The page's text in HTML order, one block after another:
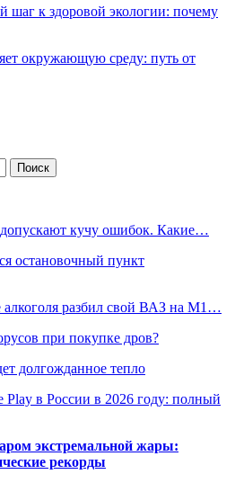
шаг к здоровой экологии: почему
окружающую среду: путь от
кучу ошибок. Какие…
остановочный пункт
алкоголя разбил свой ВАЗ на М1…
при покупке дров?
долгожданное тепло
в России в 2026 году: полный
экстремальной жары:
рекорды